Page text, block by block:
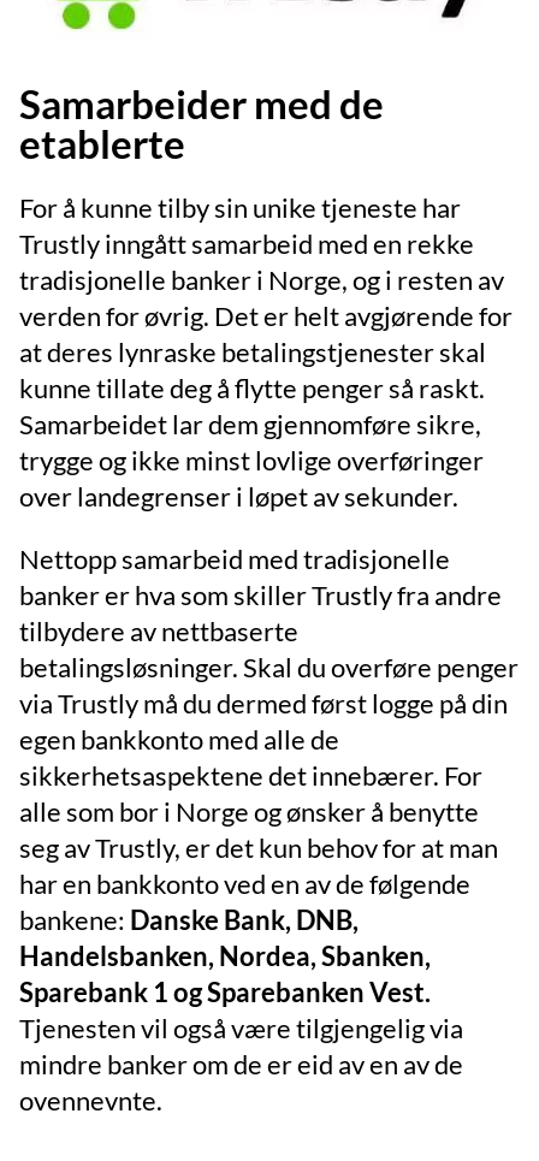
Samarbeider med de
etablerte
For å kunne tilby sin unike tjeneste har
Trustly inngått samarbeid med en rekke
tradisjonelle banker i Norge, og i resten av
verden for øvrig. Det er helt avgjørende for
at deres lynraske betalingstjenester skal
kunne tillate deg å flytte penger så raskt.
Samarbeidet lar dem gjennomføre sikre,
trygge og ikke minst lovlige overføringer
over landegrenser i løpet av sekunder.
Nettopp samarbeid med tradisjonelle
banker er hva som skiller Trustly fra andre
tilbydere av nettbaserte
betalingsløsninger. Skal du overføre penger
via Trustly må du dermed først logge på din
egen bankkonto med alle de
sikkerhetsaspektene det innebærer. For
alle som bor i Norge og ønsker å benytte
seg av Trustly, er det kun behov for at man
har en bankkonto ved en av de følgende
bankene: Danske Bank, DNB,
Handelsbanken, Nordea, Sbanken,
Sparebank 1 og Sparebanken Vest.
Tjenesten vil også være tilgjengelig via
mindre banker om de er eid av en av de
ovennevnte.